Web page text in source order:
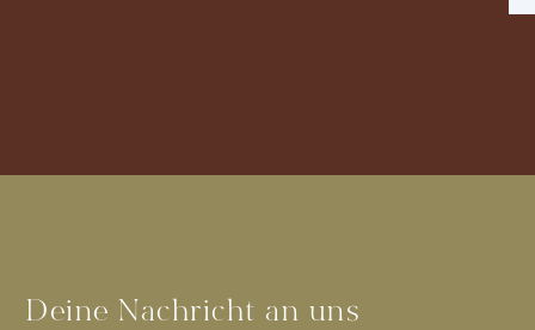
Deine Nachricht an uns